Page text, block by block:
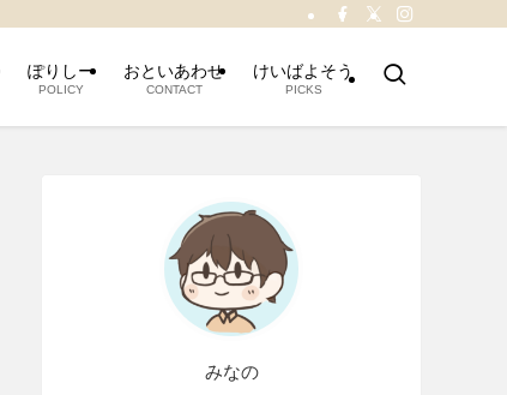
ぽりしー
POLICY
おといあわせ
CONTACT
けいばよそう
PICKS
みなの